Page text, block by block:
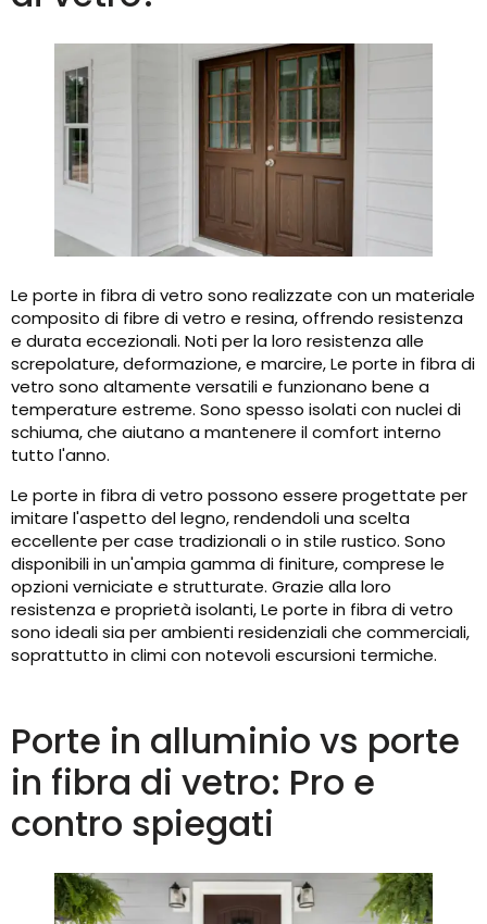
Le porte in fibra di vetro sono realizzate con un materiale
composito di fibre di vetro e resina, offrendo resistenza
e durata eccezionali. Noti per la loro resistenza alle
screpolature, deformazione, e marcire, Le porte in fibra di
vetro sono altamente versatili e funzionano bene a
temperature estreme. Sono spesso isolati con nuclei di
schiuma, che aiutano a mantenere il comfort interno
tutto l'anno.
Le porte in fibra di vetro possono essere progettate per
imitare l'aspetto del legno, rendendoli una scelta
eccellente per case tradizionali o in stile rustico. Sono
disponibili in un'ampia gamma di finiture, comprese le
opzioni verniciate e strutturate. Grazie alla loro
resistenza e proprietà isolanti, Le porte in fibra di vetro
sono ideali sia per ambienti residenziali che commerciali,
soprattutto in climi con notevoli escursioni termiche.
Porte in alluminio vs porte
in fibra di vetro: Pro e
contro spiegati